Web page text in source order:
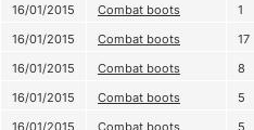
16/01/2015
Combat boots 1
16/01/2015
Combat boots 17
16/01/2015
Combat boots 8
16/01/2015
Combat boots 5
16/01/2015
Combat boots 5